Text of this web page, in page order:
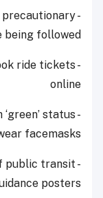
precautionary
being followed
ride tickets
online
status
facemasks
public transit
posters.